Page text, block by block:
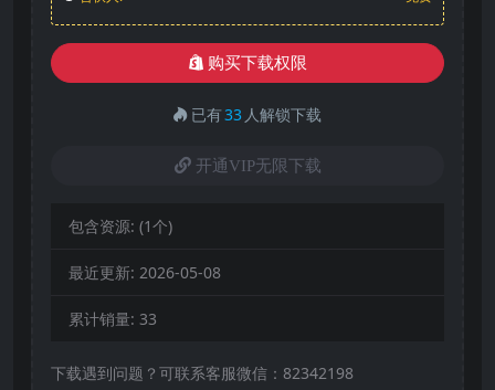
购买下载权限
已有33 人解锁下载
开通VIP无限下载
包含资源: (1个)
最近更新: 2026-05-08
累计销量: 33
下载遇到问题？可联系客服微信：82342198